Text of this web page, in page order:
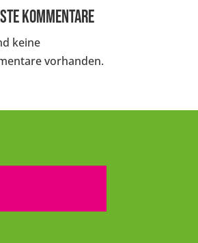
Kommentare
keine
vorhanden.